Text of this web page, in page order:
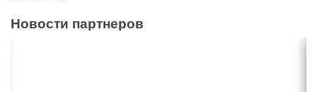
Новости партнеров